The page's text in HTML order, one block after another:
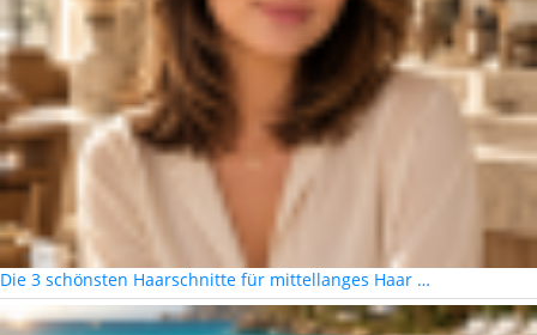
Die 3 schönsten Haarschnitte für mittellanges Haar …